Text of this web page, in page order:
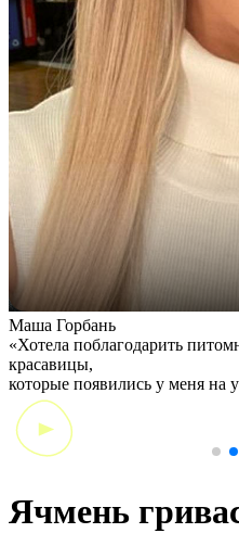
Маша Горбань
«Хотела поблагодарить
красавицы,
которые появились у меня на
Ячмень